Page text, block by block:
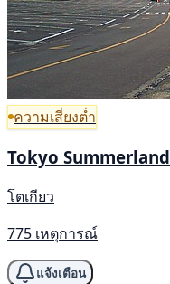
ความเสี่ยงต่ำ
Tokyo Summerland
โตเกียว
775 เหตุการณ์
แจ้งเตือน